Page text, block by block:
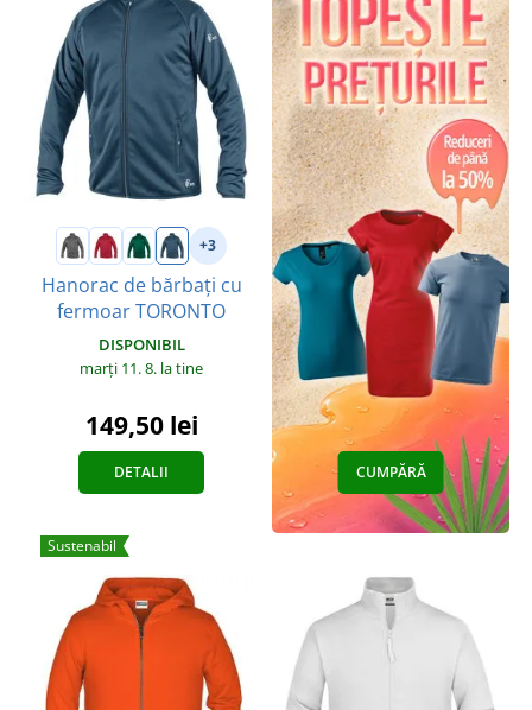
+3
Hanorac de bărbați cu
fermoar TORONTO
DISPONIBIL
marți 11. 8. la tine
149,50 lei
DETALII CUMPĂRĂ
Sustenabil